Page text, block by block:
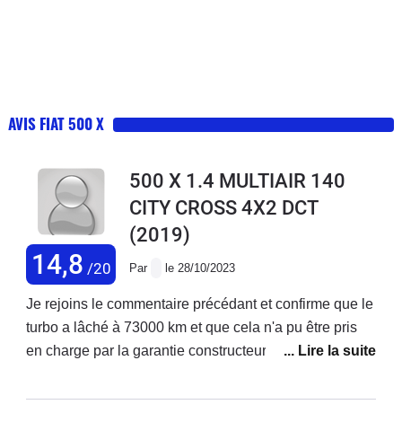
AVIS FIAT 500 X
14,8 /20
500 X 1.4 MULTIAIR 140
CITY CROSS 4X2 DCT
(2019)
Par le 28/10/2023
Je rejoins le commentaire précédant et confirme que le
turbo a lâché à 73000 km et que cela n'a pu être pris
en charge par la garantie constructeur ! Je précise que
réparations ! Ma voiture est d'ailleurs en vente. Je ne